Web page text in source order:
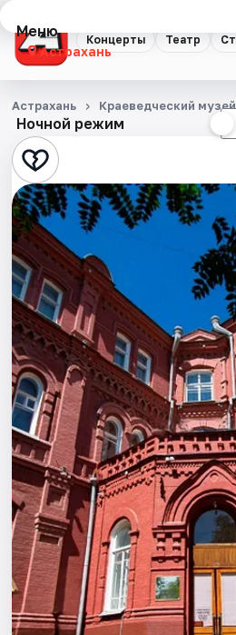
Концерты Театр
Меню
Астрахань
Концерты
Театр
Стендап
Выставки
Квесты
Экскурсии
Спорт
События
Города
Площадки
Артисты
Рейтинги
Ночной режим
Астрахань Краеведческий музей